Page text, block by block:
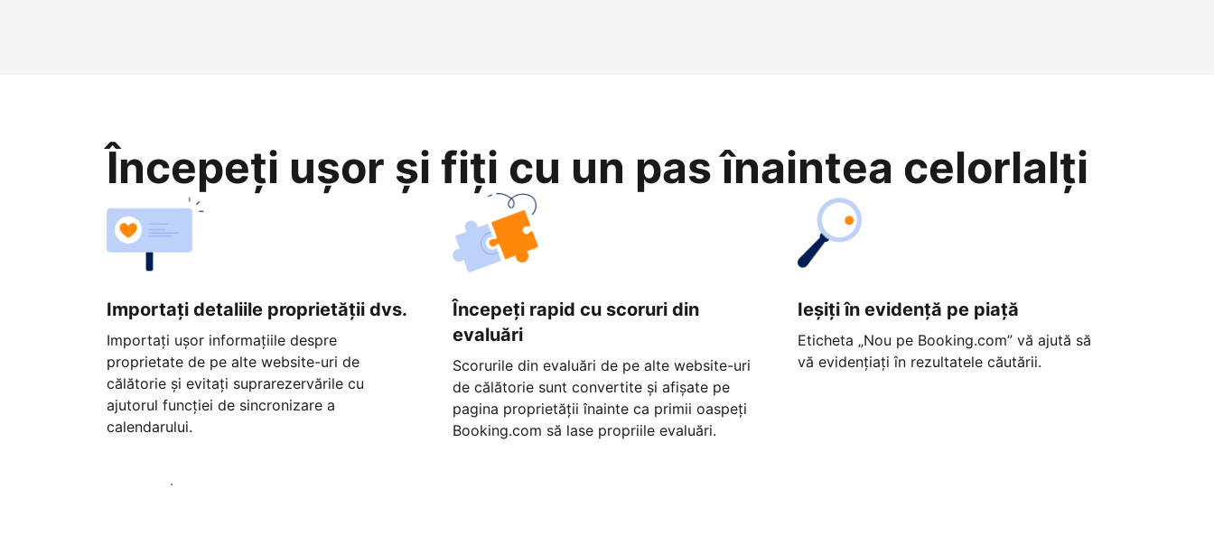
Începeți ușor și fiți cu un pas înaintea celorlalți
Importați detaliile proprietății dvs.
Importați ușor informațiile despre
proprietate de pe alte website-uri de
călătorie și evitați suprarezervările cu
ajutorul funcției de sincronizare a
calendarului.
Începeți rapid cu scoruri din
evaluări
Scorurile din evaluări de pe alte website-uri
de călătorie sunt convertite și afișate pe
pagina proprietății înainte ca primii oaspeți
Booking.com să lase propriile evaluări.
Ieșiți în evidență pe piață
Eticheta „Nou pe Booking.com” vă ajută să
vă evidențiați în rezultatele căutării.
Începeți astăzi